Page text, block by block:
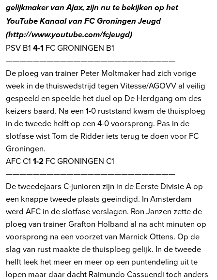
gelijkmaker van Ajax, zijn nu te bekijken op het
YouTube Kanaal van FC Groningen Jeugd
(http://www.youtube.com/fcjeugd)
PSV B1 4-1 FC GRONINGEN B1
—————————————————————————
De ploeg van trainer Peter Moltmaker had zich vorige
week in de thuiswedstrijd tegen Vitesse/AGOVV al veilig
gespeeld en speelde het duel op De Herdgang om des
keizers baard. Na een 1-0 ruststand kwam de thuisploeg
in de tweede helft op een 4-0 voorsprong. Pas in de
slotfase wist Tom de Ridder iets terug te doen voor FC
Groningen.
AFC C1 1-2 FC GRONINGEN C1
—————————————————————————
De tweedejaars C-junioren zijn in de Eerste Divisie A op
een knappe tweede plaats geeindigd. In Amsterdam
werd AFC in de slotfase verslagen. Ron Janzen zette de
ploeg van trainer Grafton Holband al na acht minuten op
voorsprong na een voorzet van Marnick Ottens. Op de
slag van rust maakte de thuisploeg gelijk. In de tweede
helft leek het meer en meer op een puntendeling uit te
lopen maar daar dacht Raimundo Cassuendi toch anders